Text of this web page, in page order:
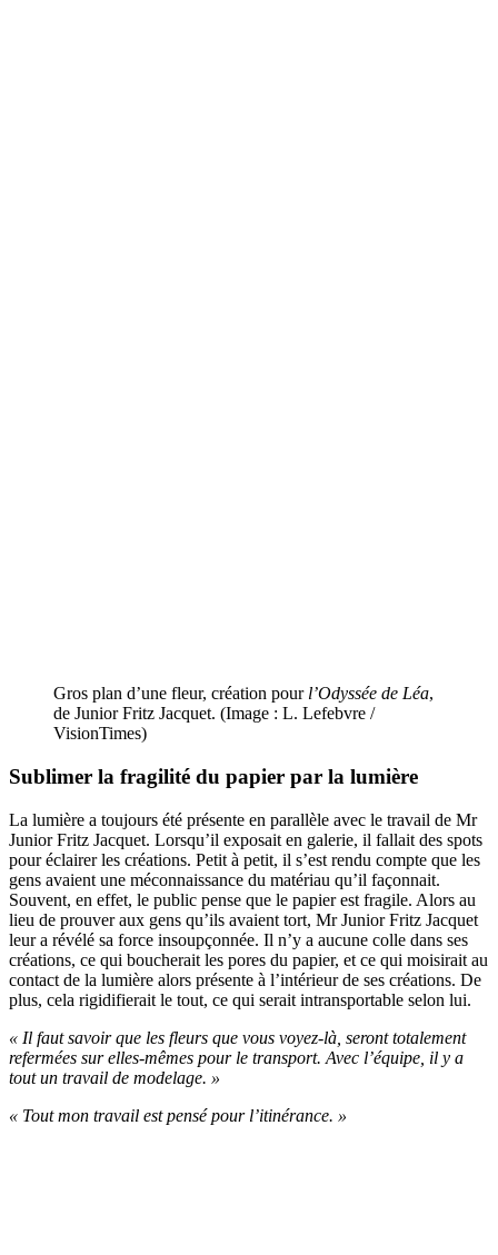
Gros plan d’une fleur, création pour l’Odyssée de Léa,
de Junior Fritz Jacquet. (Image : L. Lefebvre /
VisionTimes)
Sublimer la fragilité du papier par la lumière
La lumière a toujours été présente en parallèle avec le travail de Mr
Junior Fritz Jacquet. Lorsqu’il exposait en galerie, il fallait des spots
pour éclairer les créations. Petit à petit, il s’est rendu compte que les
gens avaient une méconnaissance du matériau qu’il façonnait.
Souvent, en effet, le public pense que le papier est fragile. Alors au
lieu de prouver aux gens qu’ils avaient tort, Mr Junior Fritz Jacquet
leur a révélé sa force insoupçonnée. Il n’y a aucune colle dans ses
créations, ce qui boucherait les pores du papier, et ce qui moisirait au
contact de la lumière alors présente à l’intérieur de ses créations. De
plus, cela rigidifierait le tout, ce qui serait intransportable selon lui.
« Il faut savoir que les fleurs que vous voyez-là, seront totalement
refermées sur elles-mêmes pour le transport. Avec l’équipe, il y a
tout un travail de modelage. »
« Tout mon travail est pensé pour l’itinérance. »